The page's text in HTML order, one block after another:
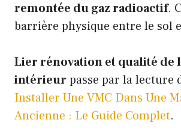
remontée du gaz radioactif.
barrière physique entre le sol
Lier rénovation et qualité de
intérieur passe par la lecture
Installer Une VMC Dans Une
Ancienne : Le Guide Complet.